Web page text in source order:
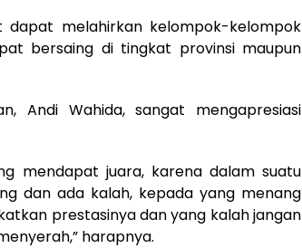
melahirkan kelompok-kelompok
bersaing di tingkat provinsi maupun
Andi Wahida, sangat mengapresiasi
mendapat juara, karena dalam suatu
dan ada kalah, kepada yang menang
prestasinya dan yang kalah jangan
harapnya.